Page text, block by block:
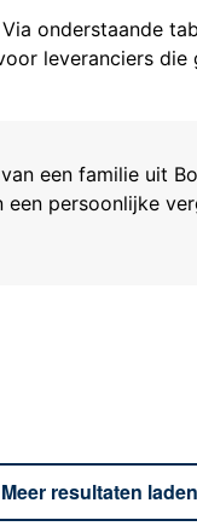
onderstaande
leveranciers
een familie uit
persoonlijke
Meer resultaten laden